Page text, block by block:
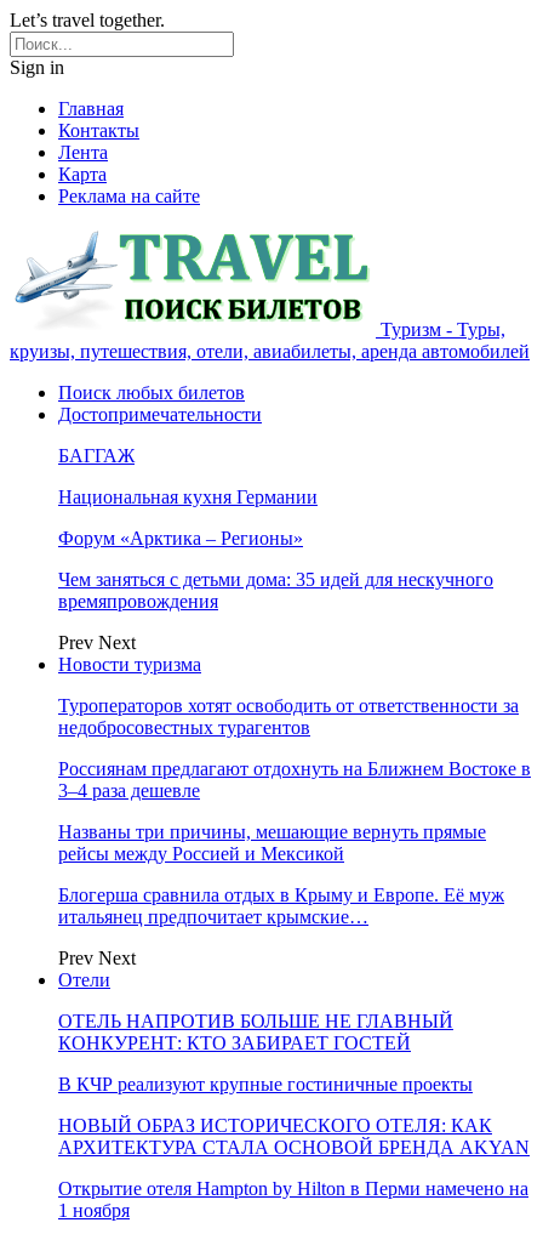
Let’s travel together.
Sign in
Главная
Контакты
Лента
Карта
Реклама на сайте
Туризм - Туры,
круизы, путешествия, отели, авиабилеты, аренда автомобилей
Поиск любых билетов
Достопримечательности
БАГГАЖ
Национальная кухня Германии
Форум «Арктика – Регионы»
Чем заняться с детьми дома: 35 идей для нескучного
времяпровождения
Prev Next
Новости туризма
Туроператоров хотят освободить от ответственности за
недобросовестных турагентов
Россиянам предлагают отдохнуть на Ближнем Востоке в
3–4 раза дешевле
Названы три причины, мешающие вернуть прямые
рейсы между Россией и Мексикой
Блогерша сравнила отдых в Крыму и Европе. Её муж
итальянец предпочитает крымские…
Prev Next
Отели
ОТЕЛЬ НАПРОТИВ БОЛЬШЕ НЕ ГЛАВНЫЙ
КОНКУРЕНТ: КТО ЗАБИРАЕТ ГОСТЕЙ
В КЧР реализуют крупные гостиничные проекты
НОВЫЙ ОБРАЗ ИСТОРИЧЕСКОГО ОТЕЛЯ: КАК
АРХИТЕКТУРА СТАЛА ОСНОВОЙ БРЕНДА AKYAN
Открытие отеля Hampton by Hilton в Перми намечено на
1 ноября